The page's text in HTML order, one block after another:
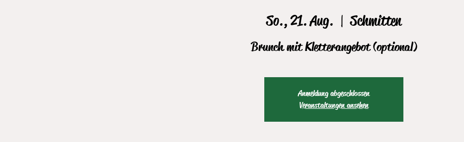
So., 21. Aug.
  |
Schmitten
Brunch mit Kletterangebot (optional)
Anmeldung abgeschlossen
Veranstaltungen ansehen